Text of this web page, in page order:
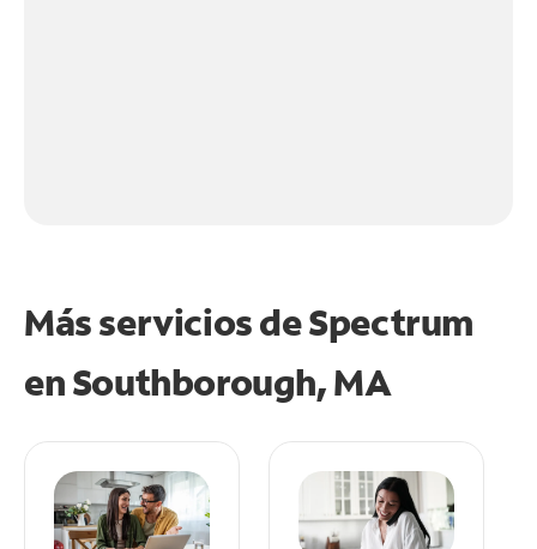
Más servicios de Spectrum
enSouthborough, MA